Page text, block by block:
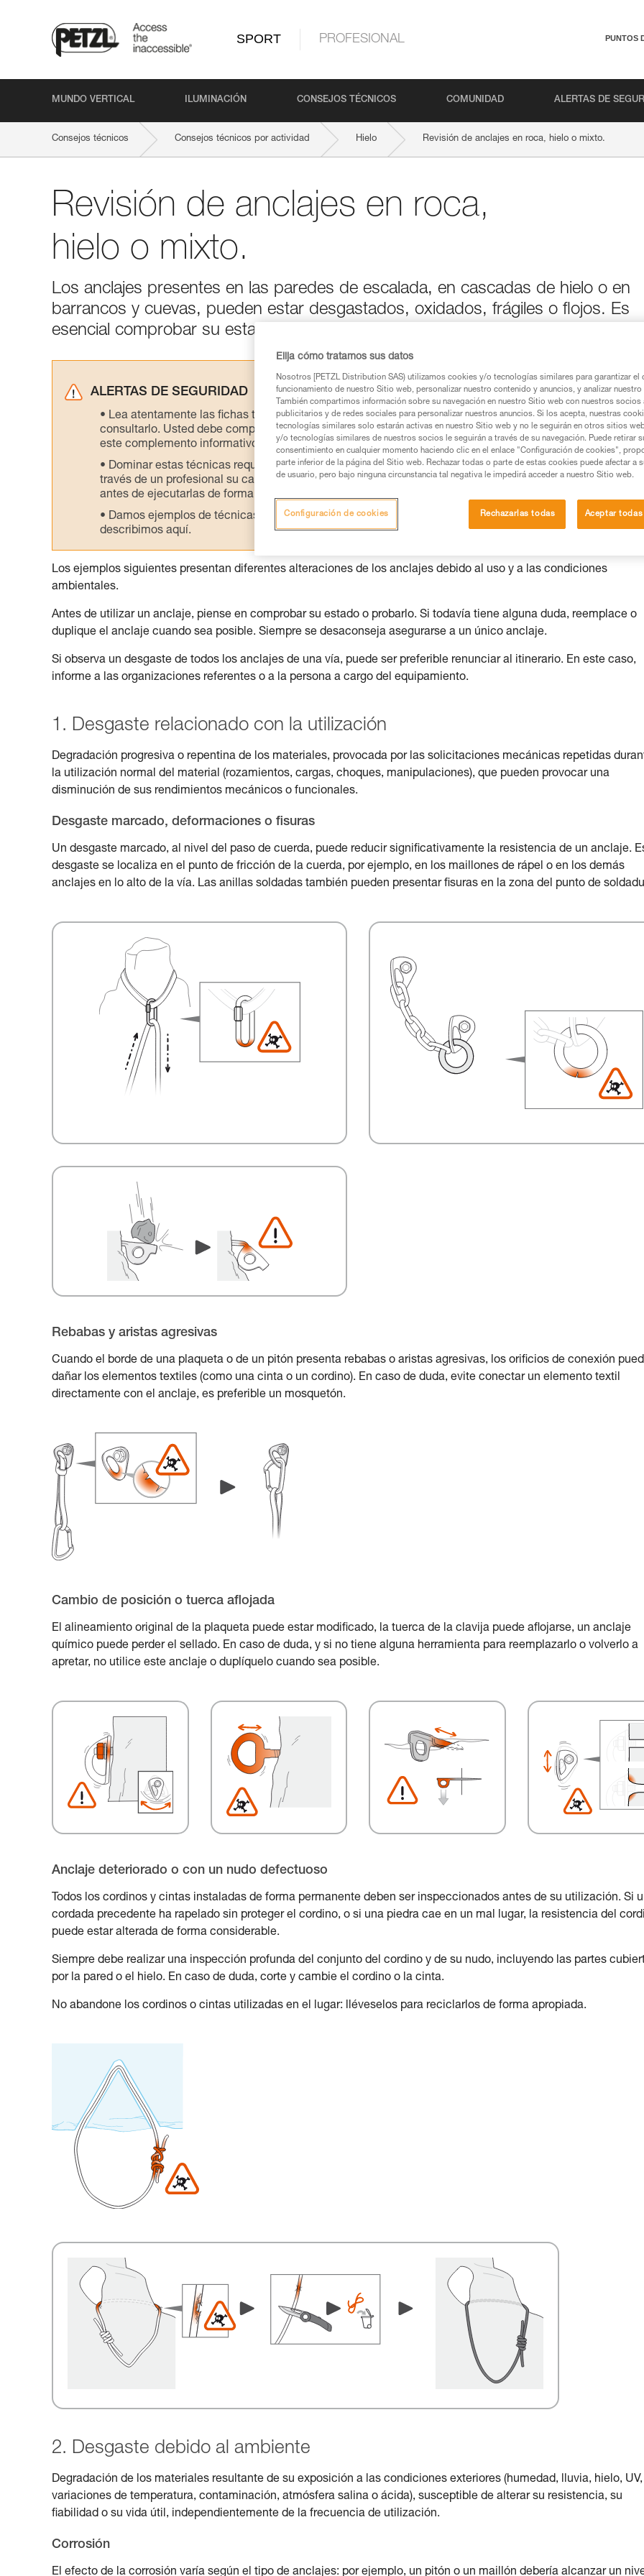
SPORT PROFESIONAL PUNTOS
MUNDO VERTICAL ILUMINACIÓN CONSEJOS TÉCNICOS COMUNIDAD ALERTAS DE
Consejos técnicos Consejos técnicos por actividad Hielo Revisión de anclajes en roca, hielo o mixto.
Revisión de anclajes en roca,
hielo o mixto.
Los anclajes presentes en las paredes de escalada, en cascadas de hielo o en
barrancos y cuevas, pueden estar desgastados, oxidados, frágiles o flojos. Es
esencial comprobar su estado antes de su utilización.
ALERTAS DE SEGURIDAD
Lea atentamente las fichas técnicas de los productos utilizados en este consejo antes de
consultarlo. Usted debe comprender la información de la ficha técnica para poder comprender
este complemento informativo.
Dominar estas técnicas requiere una formación y un entrenamiento específico. Confirme a
través de un profesional su capacidad para ejecutar estas técnicas, solo y con total seguridad,
antes de ejecutarlas de forma autónoma.
Damos ejemplos de técnicas relacionadas con su actividad. Pueden existir otras que no
describimos aquí.
Los ejemplos siguientes presentan diferentes alteraciones de los anclajes debido al uso y a las condiciones
ambientales.
Antes de utilizar un anclaje, piense en comprobar su estado o probarlo. Si todavía tiene alguna duda, reemplace o
duplique el anclaje cuando sea posible. Siempre se desaconseja asegurarse a un único anclaje.
Si observa un desgaste de todos los anclajes de una vía, puede ser preferible renunciar al itinerario. En este caso,
informe a las organizaciones referentes o a la persona a cargo del equipamiento.
1. Desgaste relacionado con la utilización
Degradación progresiva o repentina de los materiales, provocada por las solicitaciones mecánicas repetidas
la utilización normal del material (rozamientos, cargas, choques, manipulaciones), que pueden provocar una
disminución de sus rendimientos mecánicos o funcionales.
Desgaste marcado, deformaciones o fisuras
Un desgaste marcado, al nivel del paso de cuerda, puede reducir significativamente la resistencia de un anclaje.
desgaste se localiza en el punto de fricción de la cuerda, por ejemplo, en los maillones de rápel o en los demás
anclajes en lo alto de la vía. Las anillas soldadas también pueden presentar fisuras en la zona del punto de
Rebabas y aristas agresivas
Cuando el borde de una plaqueta o de un pitón presenta rebabas o aristas agresivas, los orificios de conexión
dañar los elementos textiles (como una cinta o un cordino). En caso de duda, evite conectar un elemento textil
directamente con el anclaje, es preferible un mosquetón.
Cambio de posición o tuerca aflojada
El alineamiento original de la plaqueta puede estar modificado, la tuerca de la clavija puede aflojarse, un anclaje
químico puede perder el sellado. En caso de duda, y si no tiene alguna herramienta para reemplazarlo o volverlo a
apretar, no utilice este anclaje o duplíquelo cuando sea posible.
Anclaje deteriorado o con un nudo defectuoso
Todos los cordinos y cintas instaladas de forma permanente deben ser inspeccionados antes de su utilización. Si
cordada precedente ha rapelado sin proteger el cordino, o si una piedra cae en un mal lugar, la resistencia del
puede estar alterada de forma considerable.
Siempre debe realizar una inspección profunda del conjunto del cordino y de su nudo, incluyendo las partes
por la pared o el hielo. En caso de duda, corte y cambie el cordino o la cinta.
No abandone los cordinos o cintas utilizadas en el lugar: lléveselos para reciclarlos de forma apropiada.
2. Desgaste debido al ambiente
Degradación de los materiales resultante de su exposición a las condiciones exteriores (humedad, lluvia, hielo, UV,
variaciones de temperatura, contaminación, atmósfera salina o ácida), susceptible de alterar su resistencia, su
fiabilidad o su vida útil, independientemente de la frecuencia de utilización.
Corrosión
El efecto de la corrosión varía según el tipo de anclajes: por ejemplo, un pitón o un maillón debería alcanzar un
Elija cómo tratamos sus datos
Nosotros [PETZL Distribution SAS) utilizamos cookies y/o tecnologías similares para garantizar el
funcionamiento de nuestro Sitio web, personalizar nuestro contenido y anuncios, y analizar
También compartimos información sobre su navegación en nuestro Sitio web con nuestros socios
publicitarios y de redes sociales para personalizar nuestros anuncios. Si los acepta, nuestras
tecnologías similares solo estarán activas en nuestro Sitio web y no le seguirán en otros sitios
y/o tecnologías similares de nuestros socios le seguirán a través de su navegación. Puede retirar
consentimiento en cualquier momento haciendo clic en el enlace "Configuración de cookies",
parte inferior de la página del Sitio web. Rechazar todas o parte de estas cookies puede afectar a
de usuario, pero bajo ninguna circunstancia tal negativa le impedirá acceder a nuestro Sitio web.
Rechazarlas todas Aceptar
Configuración de cookies